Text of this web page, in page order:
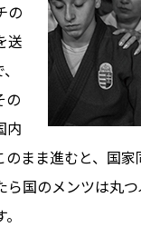
の
送
の
内
まま進むと、国
国のメンツは丸